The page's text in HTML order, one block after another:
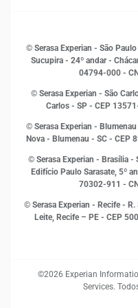
Inovação e Tecnologia
Leis e impostos
Marketing
Open Finance
Proteção de Dados
Sustentabilidade
© Serasa Experian - São
Sucupira - 24º andar -
04794-000 -
© Serasa Experian - São
Carlos - SP - CEP
© Serasa Experian -
Nova - Blumenau - SC -
© Serasa Experian - Brasília -
Edifício Paulo Sarasate, 5º
70302-911 -
© Serasa Experian - Recife -
Leite, Recife – PE - CEP
©2026 Experian
Services.